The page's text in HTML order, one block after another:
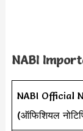
NABI
NABI Official
(ऑफिशियल